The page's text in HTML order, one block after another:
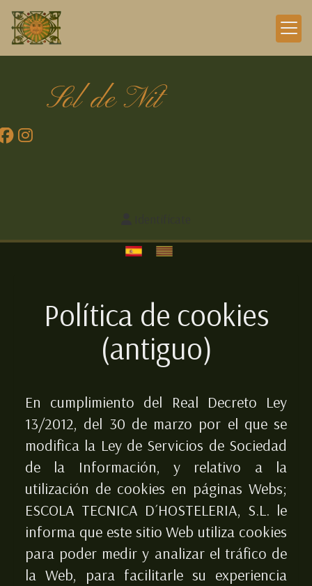
Sol de Nit
Política de cookies
(antiguo)
En cumplimiento del Real Decreto Ley
13/2012, del 30 de marzo por el que se
modifica la Ley de Servicios de Sociedad
de la Información, y relativo a la
utilización de cookies en páginas Webs;
ESCOLA TECNICA D´HOSTELERIA, S.L. le
informa que este sitio Web utiliza cookies
para poder medir y analizar el tráfico de
la Web, para facilitarle su experiencia